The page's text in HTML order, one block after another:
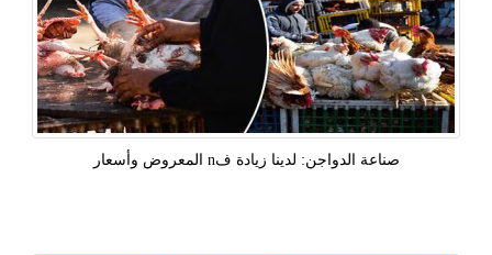
صناعة الدواجن: لدينا زيادة فn المعروض وأسعار